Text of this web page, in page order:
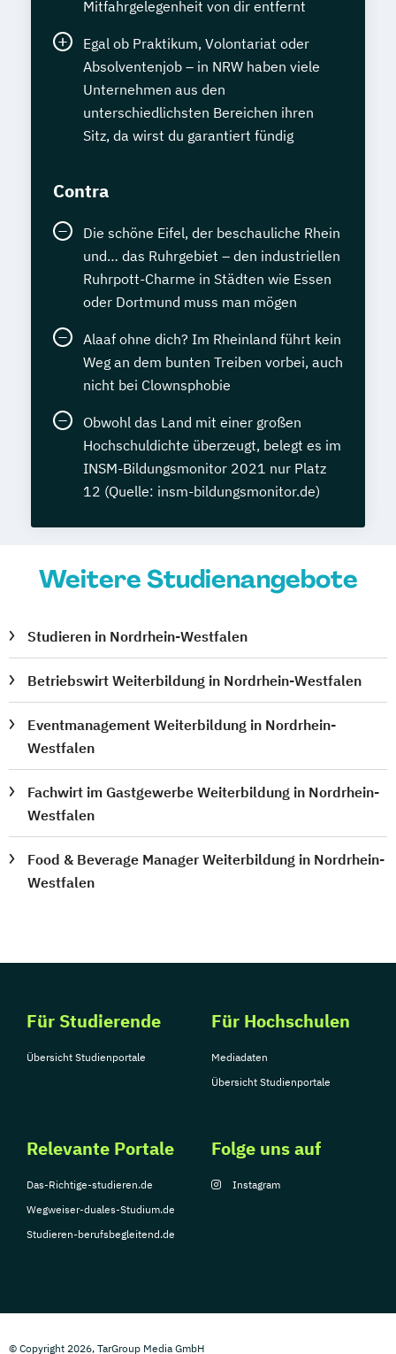
Mitfahrgelegenheit von dir entfernt
Egal ob Praktikum, Volontariat oder
Absolventenjob – in NRW haben viele
Unternehmen aus den
unterschiedlichsten Bereichen ihren
Sitz, da wirst du garantiert fündig
Contra
Die schöne Eifel, der beschauliche Rhein
und… das Ruhrgebiet – den industriellen
Ruhrpott-Charme in Städten wie Essen
oder Dortmund muss man mögen
Alaaf ohne dich? Im Rheinland führt kein
Weg an dem bunten Treiben vorbei, auch
nicht bei Clownsphobie
Obwohl das Land mit einer großen
Hochschuldichte überzeugt, belegt es im
INSM-Bildungsmonitor 2021 nur Platz
12 (Quelle: insm-bildungsmonitor.de)
Weitere Studienangebote
Studieren in Nordrhein-Westfalen
Betriebswirt Weiterbildung in Nordrhein-Westfalen
Eventmanagement Weiterbildung in Nordrhein-
Westfalen
Fachwirt im Gastgewerbe Weiterbildung in Nordrhein-
Westfalen
Food & Beverage Manager Weiterbildung in Nordrhein-
Westfalen
Für Studierende
Übersicht Studienportale
Für Hochschulen
Mediadaten
Übersicht Studienportale
Relevante Portale
Das-Richtige-studieren.de
Wegweiser-duales-Studium.de
Studieren-berufsbegleitend.de
Folge uns auf
Instagram
© Copyright 2026, TarGroup Media GmbH